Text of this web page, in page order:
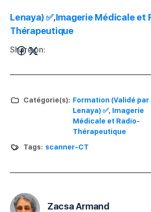
Lenaya) ✅,Imagerie Médicale et
Thérapeutique
Share on:
Catégorie(s): Formation (Validé par
Lenaya) ✅, Imagerie
Médicale et Radio-
Thérapeutique
Tags: scanner-CT
Zacsa Armand